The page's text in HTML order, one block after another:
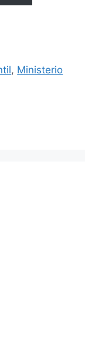
, Ministerio